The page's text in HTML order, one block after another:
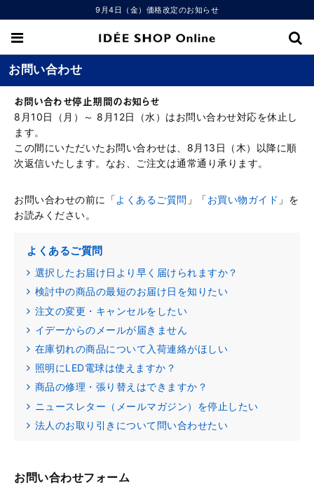
9月4日（金）価格改定のお知らせ
お問い合わせ
お問い合わせ停止期間のお知らせ
8月10日（月）～ 8月12日（水）はお問い合わせ対応を休止し
ます。
この間にいただいたお問い合わせは、8月13日（木）以降に順
次返信いたします。なお、ご注文は通常通り承ります。
お問い合わせの前に「よくあるご質問 」「お買い物ガイド 」を
お読みください。
よくあるご質問
選択したお届け日より早く届けられますか？
検討中の商品の最短のお届け日を知りたい
注文の変更・キャンセルをしたい
イデーからのメールが届きません
在庫切れの商品について入荷連絡がほしい
照明にLED電球は使えますか？
商品の修理・張り替えはできますか？
ニュースレター（メールマガジン）を停止したい
法人のお取り引きについて問い合わせたい
お問い合わせフォーム